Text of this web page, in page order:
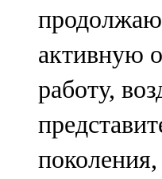
активную
работу,